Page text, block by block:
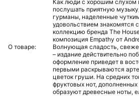
О товаре:
Как люди с хорошим слухом
послушать приятную
гурманы, наделенные
удовольствием знакомятся
коллекцию бренда The
композиция Empathy от
Волнующая сладость,
– издание действительно
оформление приведет в
первыми раскрываются
цветок груши. На средних
фруктовых нот,
образуют древесные ноты,